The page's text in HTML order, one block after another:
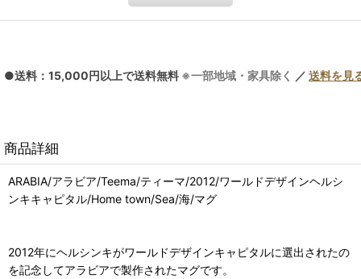
●送料：15,000円以上で送料無料 ※一部地域・家具除く ／ 送料を見
商品詳細
ARABIA/アラビア/Teema/ティーマ/2012/ワールドデザインヘルシ
ンキキャピタル/Home town/Sea/海/マグ
2012年にヘルシンキがワールドデザインキャピタルに選出されたの
を記念してアラビアで製作されたマグです。